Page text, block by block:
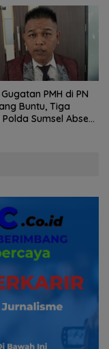
PMH di PN
Buntu, Tiga
Sumsel Absen,